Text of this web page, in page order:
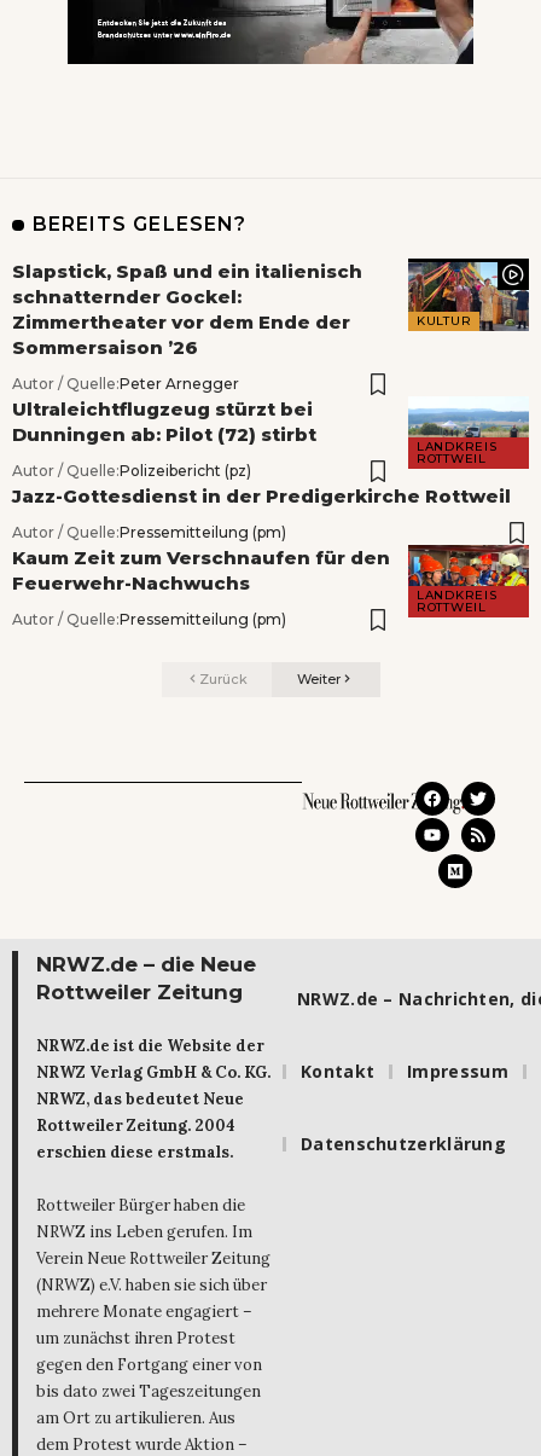
BEREITS GELESEN?
KULTUR
Slapstick, Spaß und ein italienisch
schnatternder Gockel:
Zimmertheater vor dem Ende der
Sommersaison ’26
Autor / Quelle:Peter Arnegger
LANDKREIS
ROTTWEIL
Ultraleichtflugzeug stürzt bei
Dunningen ab: Pilot (72) stirbt
Autor / Quelle:Polizeibericht (pz)
Jazz-Gottesdienst in der Predigerkirche Rottweil
Autor / Quelle:Pressemitteilung (pm)
LANDKREIS
ROTTWEIL
Kaum Zeit zum Verschnaufen für den
Feuerwehr-Nachwuchs
Autor / Quelle:Pressemitteilung (pm)
Zurück Weiter
NRWZ.de – die Neue
Rottweiler Zeitung
NRWZ.de ist die Website der
NRWZ Verlag GmbH & Co. KG.
NRWZ, das bedeutet Neue
Rottweiler Zeitung. 2004
erschien diese erstmals.
Rottweiler Bürger haben die
NRWZ ins Leben gerufen. Im
Verein Neue Rottweiler Zeitung
(NRWZ) e.V. haben sie sich über
mehrere Monate engagiert –
um zunächst ihren Protest
gegen den Fortgang einer von
bis dato zwei Tageszeitungen
am Ort zu artikulieren. Aus
dem Protest wurde Aktion –
NRWZ.de – Nachrichten,
Kontakt Impressum
Datenschutzerklärung